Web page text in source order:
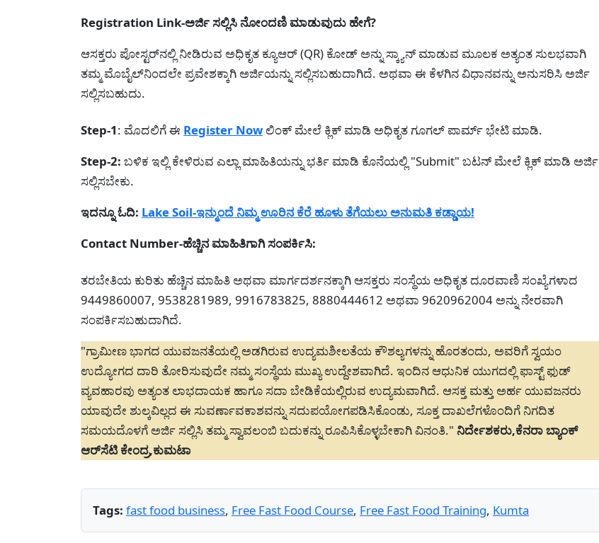
Registration Link-ಅರ್ಜಿ ಸಲ್ಲಿಸಿ ನೋಂದಣಿ ಮಾಡುವುದು ಹೇಗೆ?
ಆಸಕ್ತರು ಪೋಸ್ಟರ್‌ನಲ್ಲಿ ನೀಡಿರುವ ಅಧಿಕೃತ ಕ್ಯೂಆರ್ (QR) ಕೋಡ್ ಅನ್ನು ಸ್ಕ್ಯಾನ್ ಮಾಡುವ ಮೂಲಕ ಅತ್ಯಂತ ಸುಲಭವಾಗಿ
ತಮ್ಮ ಮೊಬೈಲ್‌ನಿಂದಲೇ ಪ್ರವೇಶಕ್ಕಾಗಿ ಅರ್ಜಿಯನ್ನು ಸಲ್ಲಿಸಬಹುದಾಗಿದೆ. ಅಥವಾ ಈ ಕೆಳಗಿನ ವಿಧಾನವನ್ನು ಅನುಸರಿಸಿ ಅರ್ಜಿ
ಸಲ್ಲಿಸಬಹುದು.
Step-1: ಮೊದಲಿಗೆ ಈ Register Now ಲಿಂಕ್ ಮೇಲೆ ಕ್ಲಿಕ್ ಮಾಡಿ ಅಧಿಕೃತ ಗೂಗಲ್ ಪಾರ್ಮ್ ಭೇಟಿ ಮಾಡಿ.
Step-2: ಬಳಿಕ ಇಲ್ಲಿ ಕೇಳಿರುವ ಎಲ್ಲಾ ಮಾಹಿತಿಯನ್ನು ಭರ್ತಿ ಮಾಡಿ ಕೊನೆಯಲ್ಲಿ "Submit" ಬಟನ್ ಮೇಲೆ ಕ್ಲಿಕ್ ಮಾಡಿ ಅರ್ಜಿ
ಸಲ್ಲಿಸಬೇಕು.
ಇದನ್ನೂ ಓದಿ: Lake Soil-ಇನ್ಮುಂದೆ ನಿಮ್ಮ ಊರಿನ ಕೆರೆ ಹೂಳು ತೆಗೆಯಲು ಅನುಮತಿ ಕಡ್ಡಾಯ!
Contact Number-ಹೆಚ್ಚಿನ ಮಾಹಿತಿಗಾಗಿ ಸಂಪರ್ಕಿಸಿ:
ತರಬೇತಿಯ ಕುರಿತು ಹೆಚ್ಚಿನ ಮಾಹಿತಿ ಅಥವಾ ಮಾರ್ಗದರ್ಶನಕ್ಕಾಗಿ ಆಸಕ್ತರು ಸಂಸ್ಥೆಯ ಅಧಿಕೃತ ದೂರವಾಣಿ ಸಂಖ್ಯೆಗಳಾದ
9449860007, 9538281989, 9916783825, 8880444612 ಅಥವಾ 9620962004 ಅನ್ನು ನೇರವಾಗಿ
ಸಂಪರ್ಕಿಸಬಹುದಾಗಿದೆ.
"ಗ್ರಾಮೀಣ ಭಾಗದ ಯುವಜನತೆಯಲ್ಲಿ ಅಡಗಿರುವ ಉದ್ಯಮಶೀಲತೆಯ ಕೌಶಲ್ಯಗಳನ್ನು ಹೊರತಂದು, ಅವರಿಗೆ ಸ್ವಯಂ
ಉದ್ಯೋಗದ ದಾರಿ ತೋರಿಸುವುದೇ ನಮ್ಮ ಸಂಸ್ಥೆಯ ಮುಖ್ಯ ಉದ್ದೇಶವಾಗಿದೆ. ಇಂದಿನ ಆಧುನಿಕ ಯುಗದಲ್ಲಿ ಫಾಸ್ಟ್ ಫುಡ್
ವ್ಯವಹಾರವು ಅತ್ಯಂತ ಲಾಭದಾಯಕ ಹಾಗೂ ಸದಾ ಬೇಡಿಕೆಯಲ್ಲಿರುವ ಉದ್ಯಮವಾಗಿದೆ. ಆಸಕ್ತ ಮತ್ತು ಅರ್ಹ ಯುವಜನರು
ಯಾವುದೇ ಶುಲ್ಕವಿಲ್ಲದ ಈ ಸುವರ್ಣಾವಕಾಶವನ್ನು ಸದುಪಯೋಗಪಡಿಸಿಕೊಂಡು, ಸೂಕ್ತ ದಾಖಲೆಗಳೊಂದಿಗೆ ನಿಗದಿತ
ಸಮಯದೊಳಗೆ ಅರ್ಜಿ ಸಲ್ಲಿಸಿ ತಮ್ಮ ಸ್ವಾವಲಂಬಿ ಬದುಕನ್ನು ರೂಪಿಸಿಕೊಳ್ಳಬೇಕಾಗಿ ವಿನಂತಿ." ನಿರ್ದೇಶಕರು,ಕೆನರಾ ಬ್ಯಾಂಕ್
ಆರ್‌ಸೆಟಿ ಕೇಂದ್ರ,ಕುಮಟಾ
Tags: fast food business, Free Fast Food Course, Free Fast Food Training, Kumta